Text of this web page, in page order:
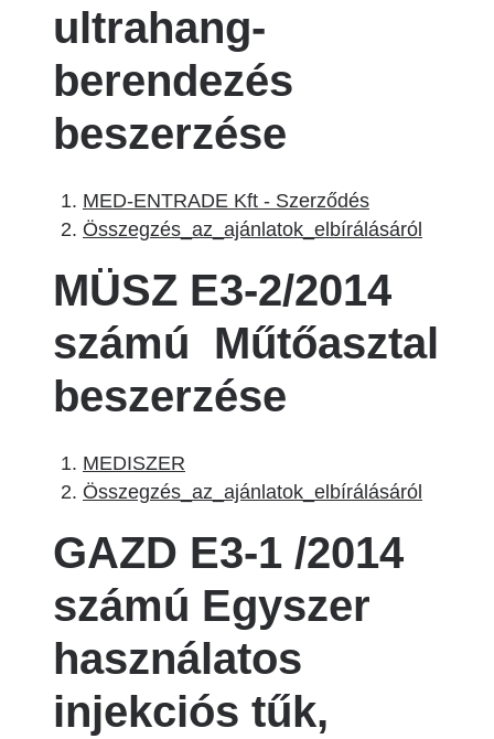
ultrahang-
berendezés
beszerzése
MED-ENTRADE Kft - Szerződés
Összegzés_az_ajánlatok_elbírálásáról
MÜSZ E3-2/2014
számú Műtőasztal
beszerzése
MEDISZER
Összegzés_az_ajánlatok_elbírálásáról
GAZD E3-1 /2014
számú Egyszer
használatos
injekciós tűk,